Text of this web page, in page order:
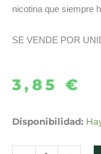
nicotina que siempre
SE VENDE POR
3,85 €
Disponibilidad:
PURE